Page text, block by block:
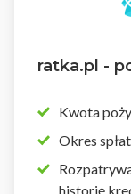
ratka.pl -
Kwota
Okres
historię